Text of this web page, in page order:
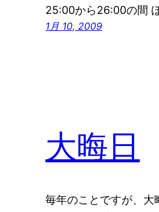
25:00から26:00の間
1月 10, 2009
大晦日
毎年のことですが、大